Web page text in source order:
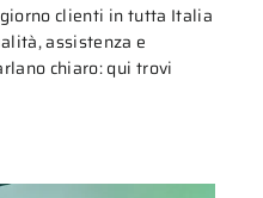
clienti in tutta Italia
assistenza e
chiaro: qui trovi